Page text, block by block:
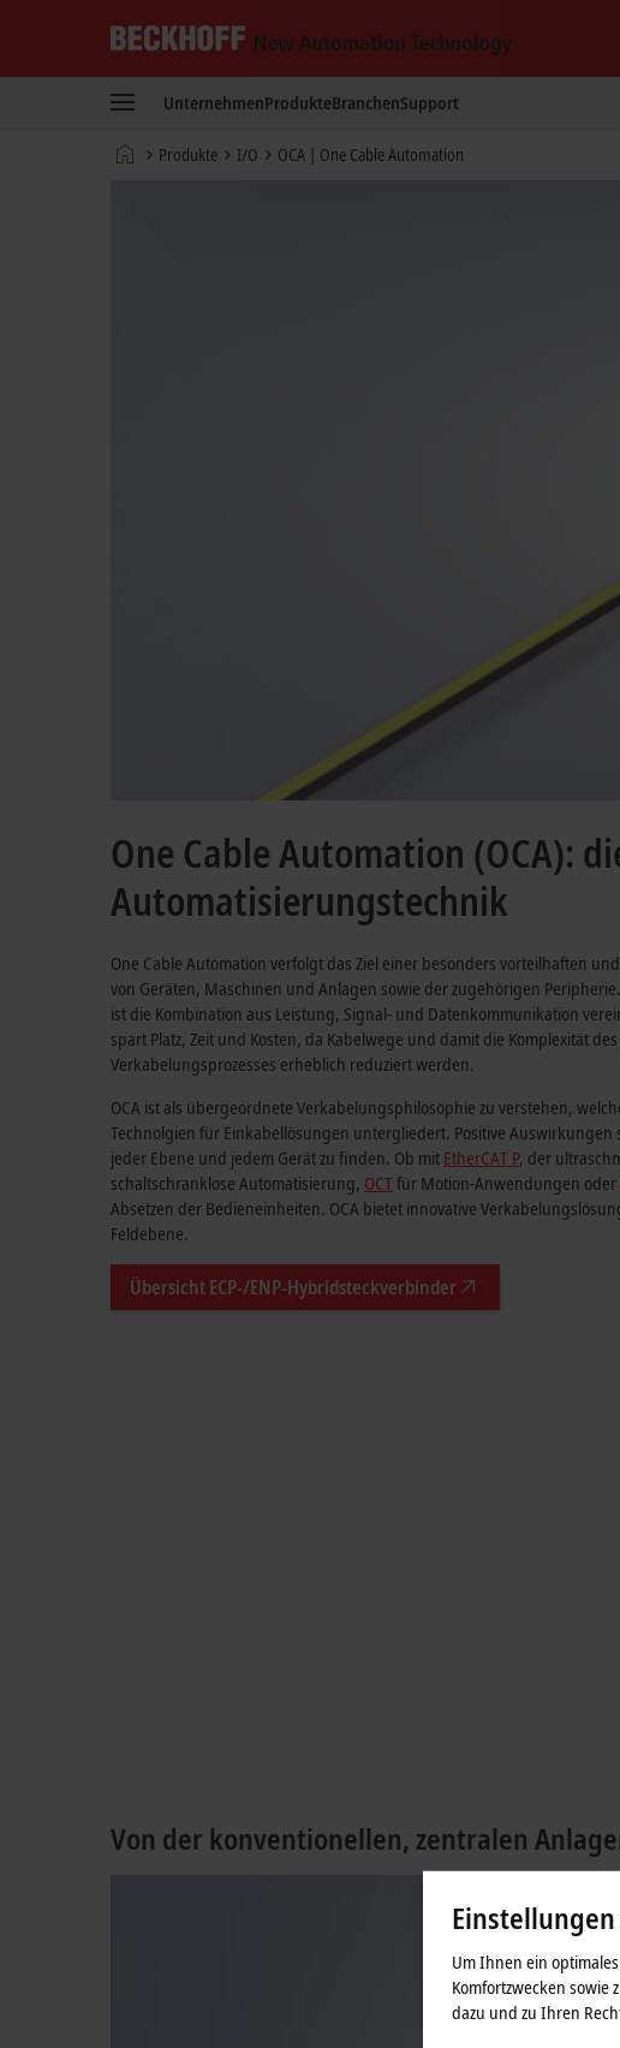
New
Technology
UnternehmenProdukteBranchenSupport
StartseiteProdukte I/O OCA | One Cable Automation
One Cable Automation (OCA):
Automatisierungstechnik
One Cable Automation verfolgt das Ziel einer besonders vorteilhaften
von Geräten, Maschinen und Anlagen sowie der zugehörigen
ist die Kombination aus Leistung, Signal- und Datenkommunikation
spart Platz, Zeit und Kosten, da Kabelwege und damit die Komplexität
Verkabelungsprozesses erheblich reduziert werden.
OCA ist als übergeordnete Verkabelungsphilosophie zu verstehen,
Technolgien für Einkabellösungen untergliedert. Positive Auswirkungen
jeder Ebene und jedem Gerät zu finden. Ob mit EtherCAT P, der
schaltschranklose Automatisierung, OCT für Motion-Anwendungen oder
Absetzen der Bedieneinheiten. OCA bietet innovative
Feldebene.
Übersicht ECP-/ENP-Hybridsteckverbinder
Von der konventionellen, zentralen
Um Ihnen ein
Komfortzwecken
dazu und zu Ihren